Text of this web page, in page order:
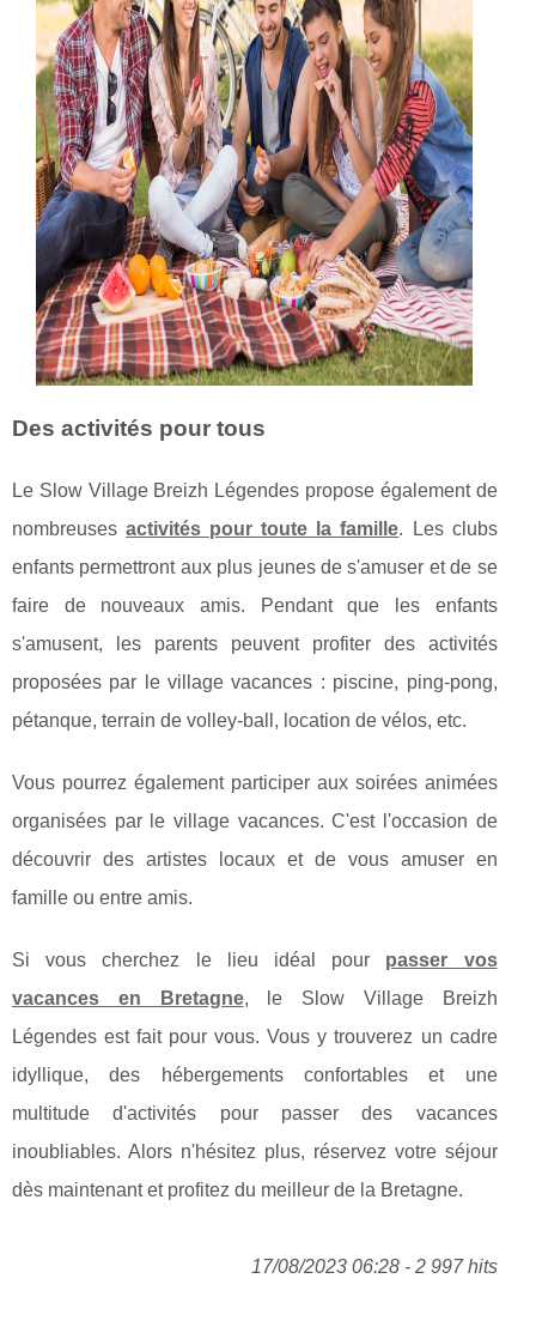
Des activités pour tous
Le Slow Village Breizh Légendes propose également de
nombreusesactivités pour toute la famille. Les clubs
enfants permettront aux plus jeunes de s'amuser et de se
faire de nouveaux amis. Pendant que les enfants
s'amusent, les parents peuvent profiter des activités
proposées par le village vacances : piscine, ping-pong,
pétanque, terrain de volley-ball, location de vélos, etc.
Vous pourrez également participer aux soirées animées
organisées par le village vacances. C'est l'occasion de
découvrir des artistes locaux et de vous amuser en
famille ou entre amis.
Si vous cherchez le lieu idéal pour passer vos
vacances en Bretagne, le Slow Village Breizh
Légendes est fait pour vous. Vous y trouverez un cadre
idyllique, des hébergements confortables et une
multitude d'activités pour passer des vacances
inoubliables. Alors n'hésitez plus, réservez votre séjour
dès maintenant et profitez du meilleur de la Bretagne.
17/08/2023 06:28 - 2 997 hits